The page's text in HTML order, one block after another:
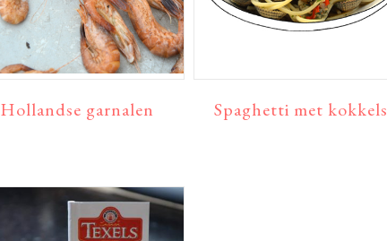
Hollandse garnalen Spaghetti met kokkels